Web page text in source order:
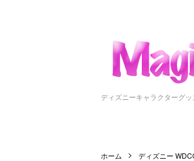
ディズニーキャラクターグ
ホーム ディズニー